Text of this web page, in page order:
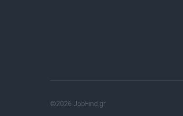
©2026 JobFind.gr